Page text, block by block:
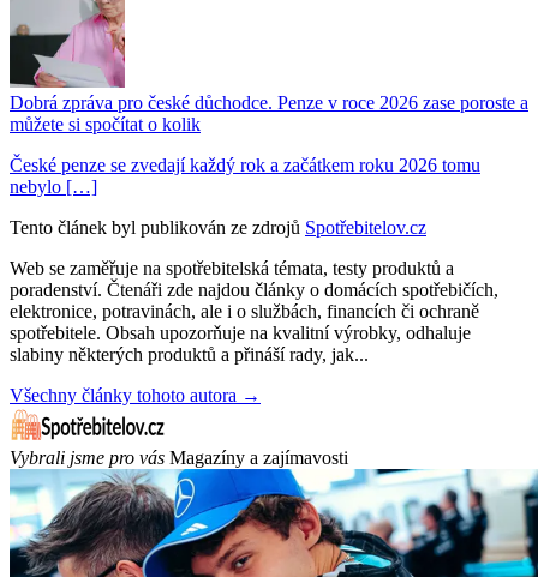
Dobrá zpráva pro české důchodce. Penze v roce 2026 zase poroste a
můžete si spočítat o kolik
České penze se zvedají každý rok a začátkem roku 2026 tomu
nebylo […]
Tento článek byl publikován ze zdrojů Spotřebitelov.cz
Web se zaměřuje na spotřebitelská témata, testy produktů a
poradenství. Čtenáři zde najdou články o domácích spotřebičích,
elektronice, potravinách, ale i o službách, financích či ochraně
spotřebitele. Obsah upozorňuje na kvalitní výrobky, odhaluje
slabiny některých produktů a přináší rady, jak...
Všechny články tohoto autora →
Vybrali jsme pro vás Magazíny a zajímavosti